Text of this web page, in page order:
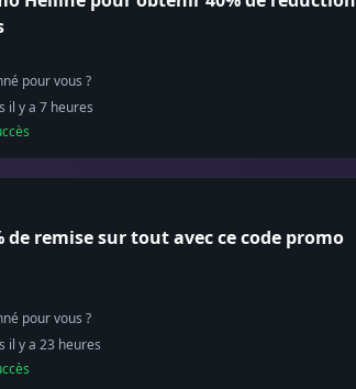
pour vous ?
il y a 7 heures
de remise sur tout avec ce code promo
pour vous ?
il y a 23 heures